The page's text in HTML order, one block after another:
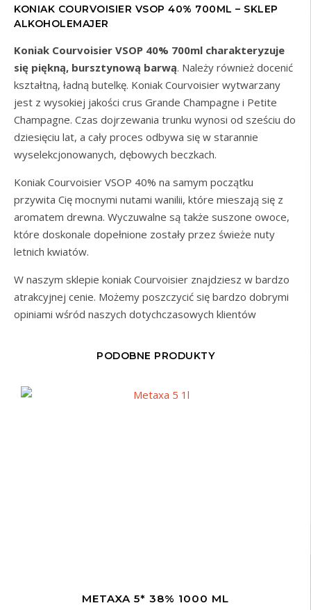
KONIAK COURVOISIER VSOP 40% 700ML – SKLEP
ALKOHOLEMAJER
Koniak Courvoisier VSOP 40% 700ml charakteryzuje
się piękną, bursztynową barwą. Należy również docenić
kształtną, ładną butelkę. Koniak Courvoisier wytwarzany
jest z wysokiej jakości crus Grande Champagne i Petite
Champagne. Czas dojrzewania trunku wynosi od sześciu do
dziesięciu lat, a cały proces odbywa się w starannie
wyselekcjonowanych, dębowych beczkach.
Koniak Courvoisier VSOP 40% na samym początku
przywita Cię mocnymi nutami wanilii, które mieszają się z
aromatem drewna. Wyczuwalne są także suszone owoce,
które doskonale dopełnione zostały przez świeże nuty
letnich kwiatów.
W naszym sklepie koniak Courvoisier znajdziesz w bardzo
atrakcyjnej cenie. Możemy poszczycić się bardzo dobrymi
opiniami wśród naszych dotychczasowych klientów
PODOBNE PRODUKTY
METAXA 5* 38% 1000 ML